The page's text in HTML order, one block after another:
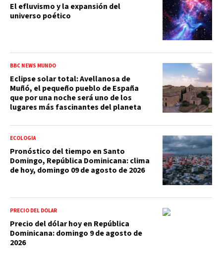
El efluvismo y la expansión del
universo poético
BBC NEWS MUNDO
Eclipse solar total: Avellanosa de
Muñó, el pequeño pueblo de España
que por una noche será uno de los
lugares más fascinantes del planeta
ECOLOGÍA
Pronóstico del tiempo en Santo
Domingo, República Dominicana: clima
de hoy, domingo 09 de agosto de 2026
PRECIO DEL DÓLAR
Precio del dólar hoy en República
Dominicana: domingo 9 de agosto de
2026